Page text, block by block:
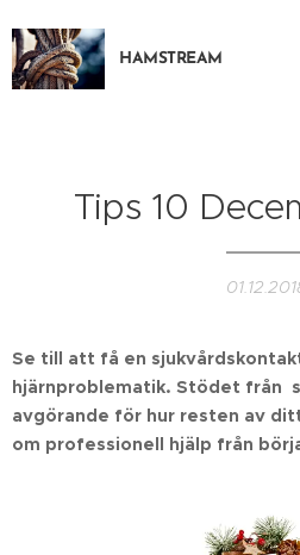
HAMSTREAM
Tips 10
Se till att få en
hjärnproblematik. Stödet från
avgörande för hur resten av
om professionell hjälp från